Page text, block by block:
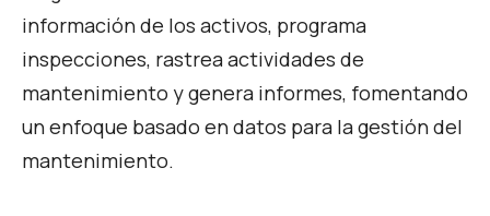
información de los activos, programa
inspecciones, rastrea actividades de
mantenimiento y genera informes, fomentando
un enfoque basado en datos para la gestión del
mantenimiento.